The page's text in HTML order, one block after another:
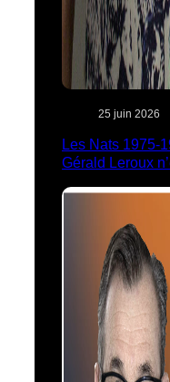
25 juin 2026
Les Nats 1975-
Gérald Leroux